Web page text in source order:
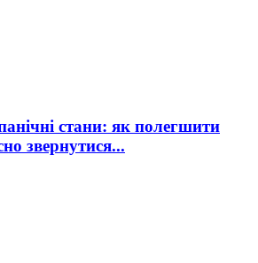
стани: як полегшити
звернутися...